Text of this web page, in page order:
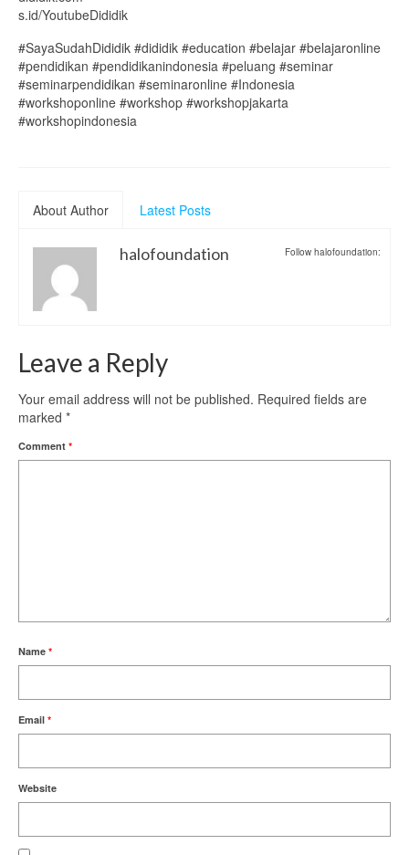
s.id/YoutubeDididik
#SayaSudahDididik #dididik #education #belajar #belajaronline
#pendidikan #pendidikanindonesia #peluang #seminar
#seminarpendidikan #seminaronline #Indonesia
#workshoponline #workshop #workshopjakarta
#workshopindonesia
About Author Latest Posts
Follow halofoundation:
halofoundation
Leave a Reply
Your email address will not be published. Required fields are
marked *
Comment *
Name *
Email *
Website